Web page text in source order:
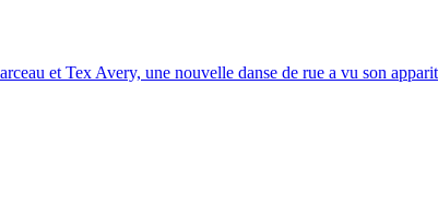
et Tex Avery, une nouvelle danse de rue a vu son